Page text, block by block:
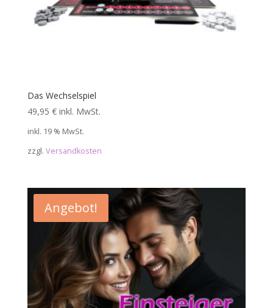
Das Wechselspiel
49,95 € inkl. MwSt.
inkl. 19 % MwSt.
zzgl. Versandkosten
Angebot!